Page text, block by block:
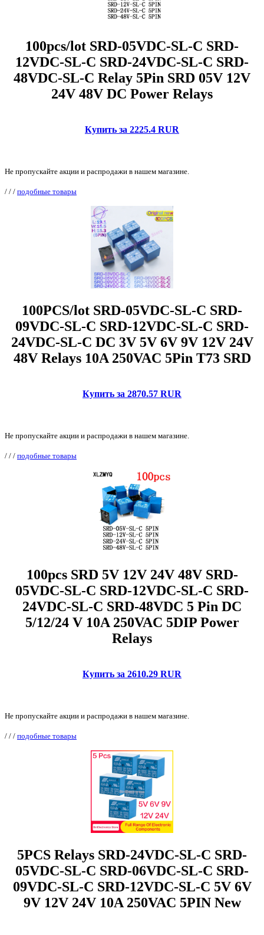
100pcs/lot SRD-05VDC-SL-C SRD-
12VDC-SL-C SRD-24VDC-SL-C SRD-
48VDC-SL-C Relay 5Pin SRD 05V 12V
24V 48V DC Power Relays
Купить за 2225.4 RUR
Не пропускайте акции и распродажи в нашем магазине.
/ / / подобные товары
100PCS/lot SRD-05VDC-SL-C SRD-
09VDC-SL-C SRD-12VDC-SL-C SRD-
24VDC-SL-C DC 3V 5V 6V 9V 12V 24V
48V Relays 10A 250VAC 5Pin T73 SRD
Купить за 2870.57 RUR
Не пропускайте акции и распродажи в нашем магазине.
/ / / подобные товары
100pcs SRD 5V 12V 24V 48V SRD-
05VDC-SL-C SRD-12VDC-SL-C SRD-
24VDC-SL-C SRD-48VDC 5 Pin DC
5/12/24 V 10A 250VAC 5DIP Power
Relays
Купить за 2610.29 RUR
Не пропускайте акции и распродажи в нашем магазине.
/ / / подобные товары
5PCS Relays SRD-24VDC-SL-C SRD-
05VDC-SL-C SRD-06VDC-SL-C SRD-
09VDC-SL-C SRD-12VDC-SL-C 5V 6V
9V 12V 24V 10A 250VAC 5PIN New